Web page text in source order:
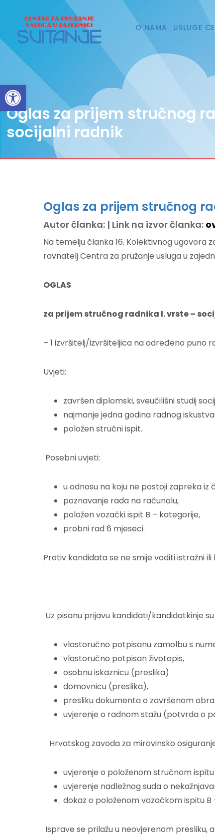
Open toolbar
O NAMA USLUGE
Oglas za prijem stručnog
socijalni radnik
Oglas za prijem stručnog
Autor članka: | Link na izvor članka:
Na temelju članka 16. Kolektivnog ugovora
ravnatelj Centra za pružanje usluga u
OGLAS
za prijem stručnog radnika I. vrste –
– 1 izvršitelj/izvršiteljica na određeno
Uvjeti:
završen diplomski, sveučilišni studij
najmanje jedna godina radnog
položen stručni ispit.
Posebni uvjeti:
u odnosu na koju ne postoji zapreka iz
poznavanje rada na računalu,
položen vozački ispit B – kategorije,
probni rad 6 mjeseci.
Protiv kandidata se ne smije voditi istražni
Uz pisanu prijavu kandidati/kandidatkinje su
vlastoručno potpisanu zamolbu s
vlastoručno potpisan životopis,
osobnu iskaznicu (preslika)
domovnicu (preslika),
presliku dokumenta o završenom
uvjerenje o radnom stažu (potvrda o
Hrvatskog zavoda za mirovinsko
uvjerenje o položenom stručnom
uvjerenje nadležnog suda o
dokaz o položenom vozačkom ispitu
Isprave se prilažu u neovjerenom presliku,